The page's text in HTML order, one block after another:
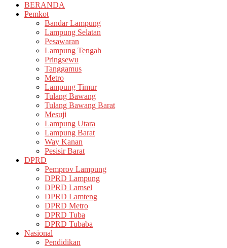
BERANDA
Pemkot
Bandar Lampung
Lampung Selatan
Pesawaran
Lampung Tengah
Pringsewu
Tanggamus
Metro
Lampung Timur
Tulang Bawang
Tulang Bawang Barat
Mesuji
Lampung Utara
Lampung Barat
Way Kanan
Pesisir Barat
DPRD
Pemprov Lampung
DPRD Lampung
DPRD Lamsel
DPRD Lamteng
DPRD Metro
DPRD Tuba
DPRD Tubaba
Nasional
Pendidikan